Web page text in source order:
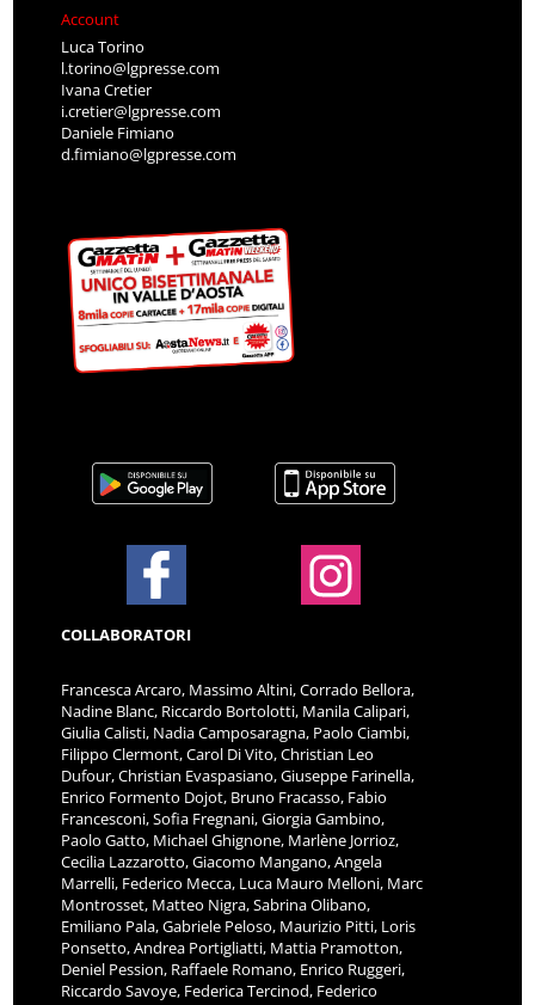
Account
Luca Torino
l.torino@lgpresse.com
Ivana Cretier
i.cretier@lgpresse.com
Daniele Fimiano
d.fimiano@lgpresse.com
COLLABORATORI
Francesca Arcaro, Massimo Altini, Corrado Bellora,
Nadine Blanc, Riccardo Bortolotti, Manila Calipari,
Giulia Calisti, Nadia Camposaragna, Paolo Ciambi,
Filippo Clermont, Carol Di Vito, Christian Leo
Dufour, Christian Evaspasiano, Giuseppe Farinella,
Enrico Formento Dojot, Bruno Fracasso, Fabio
Francesconi, Sofia Fregnani, Giorgia Gambino,
Paolo Gatto, Michael Ghignone, Marlène Jorrioz,
Cecilia Lazzarotto, Giacomo Mangano, Angela
Marrelli, Federico Mecca, Luca Mauro Melloni, Marc
Montrosset, Matteo Nigra, Sabrina Olibano,
Emiliano Pala, Gabriele Peloso, Maurizio Pitti, Loris
Ponsetto, Andrea Portigliatti, Mattia Pramotton,
Deniel Pession, Raffaele Romano, Enrico Ruggeri,
Riccardo Savoye, Federica Tercinod, Federico